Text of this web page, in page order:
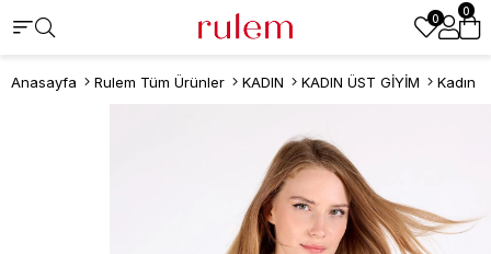
0
0
Anasayfa Rulem Tüm Ürünler KADIN KADIN ÜST GİYİM Kadın